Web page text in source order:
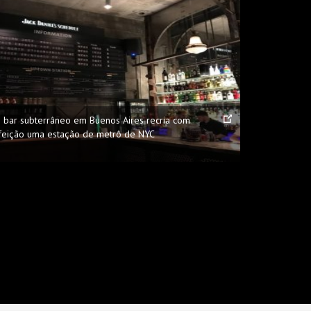
bar subterrâneo em Buenos Aires recria com
uma estação de metrô de NYC